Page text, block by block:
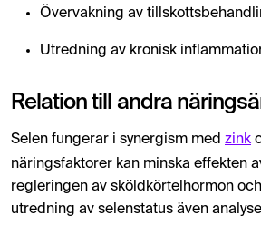
Övervakning av
Utredning av kronisk
Relation till andra
Selen fungerar i synergism med zink
näringsfaktorer kan minska effekten
regleringen av sköldkörtelhormon
utredning av selenstatus även